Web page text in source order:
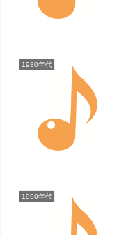
1980年代
1990年代